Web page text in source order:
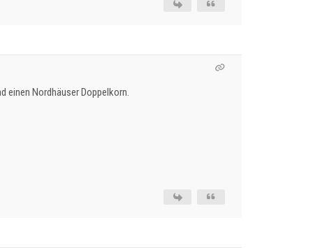
einen Nordhäuser Doppelkorn.